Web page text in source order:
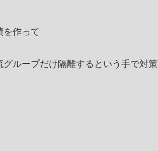
を作って
ループだけ隔離するという手で対策